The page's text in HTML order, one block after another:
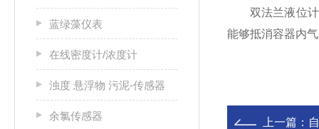
蓝绿藻仪表
在线密度计/浓度计
浊度 悬浮物 污泥-传感器
余氯传感器
双法兰液位计‌：
能够‌抵消容器内
上一篇：